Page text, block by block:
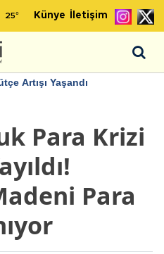
25° Künye İletişim
Artışı Yaşandı
Para Krizi
Para